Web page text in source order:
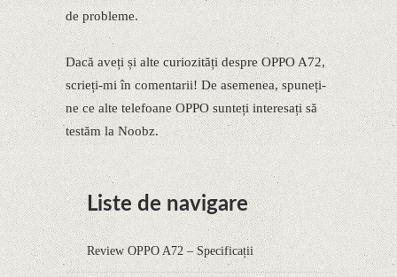
de probleme.
Dacă aveți și alte curiozități despre OPPO A72,
scrieți-mi în comentarii! De asemenea, spuneți-
ne ce alte telefoane OPPO sunteți interesați să
testăm la Noobz.
Liste de navigare
Review OPPO A72 – Specificații